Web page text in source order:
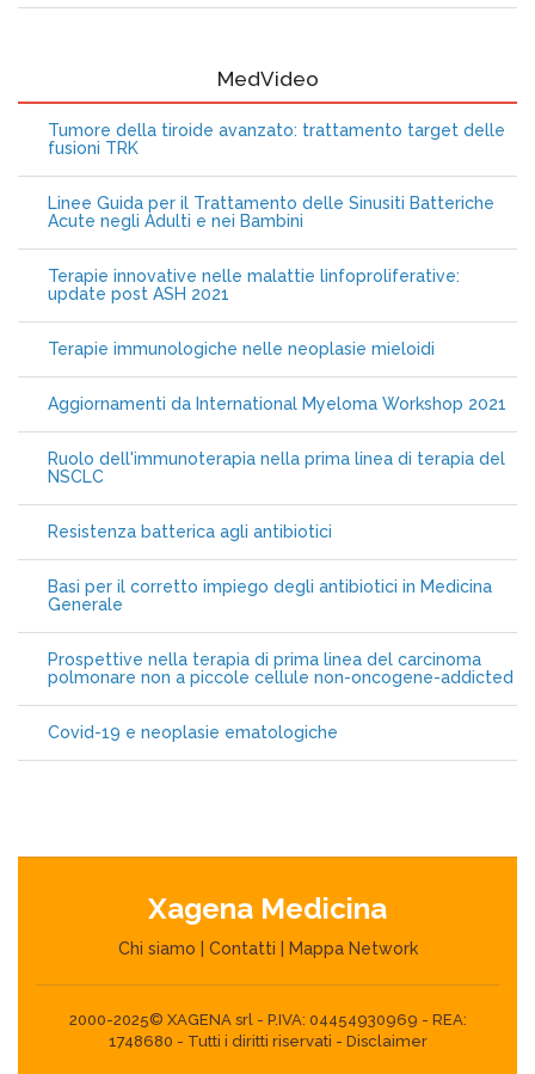
MedVideo
Tumore della tiroide avanzato: trattamento target delle
fusioni TRK
Linee Guida per il Trattamento delle Sinusiti Batteriche
Acute negli Adulti e nei Bambini
Terapie innovative nelle malattie linfoproliferative:
update post ASH 2021
Terapie immunologiche nelle neoplasie mieloidi
Aggiornamenti da International Myeloma Workshop 2021
Ruolo dell'immunoterapia nella prima linea di terapia del
NSCLC
Resistenza batterica agli antibiotici
Basi per il corretto impiego degli antibiotici in Medicina
Generale
Prospettive nella terapia di prima linea del carcinoma
polmonare non a piccole cellule non-oncogene-addicted
Covid-19 e neoplasie ematologiche
Xagena Medicina
Chi siamo Contatti Mappa Network
2000-2025© XAGENA srl - P.IVA: 04454930969 - REA:
1748680 - Tutti i diritti riservati - Disclaimer